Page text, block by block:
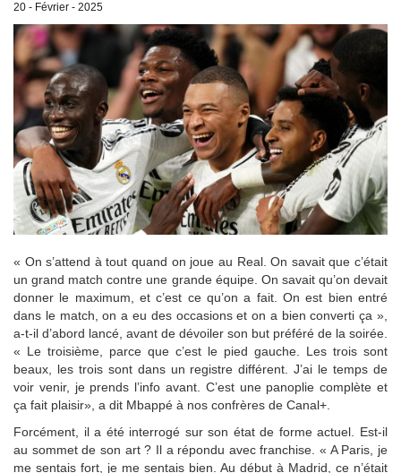
20 - Février - 2025
« On s’attend à tout quand on joue au Real. On savait que c’était
un grand match contre une grande équipe. On savait qu’on devait
donner le maximum, et c’est ce qu’on a fait. On est bien entré
dans le match, on a eu des occasions et on a bien converti ça »,
a-t-il d’abord lancé, avant de dévoiler son but préféré de la soirée.
« Le troisième, parce que c’est le pied gauche. Les trois sont
beaux, les trois sont dans un registre différent. J’ai le temps de
voir venir, je prends l’info avant. C’est une panoplie complète et
ça fait plaisir», a dit Mbappé à nos confrères de Canal+.
Forcément, il a été interrogé sur son état de forme actuel. Est-il
au sommet de son art ? Il a répondu avec franchise. « A Paris, je
me sentais fort, je me sentais bien. Au début à Madrid, ce n’était